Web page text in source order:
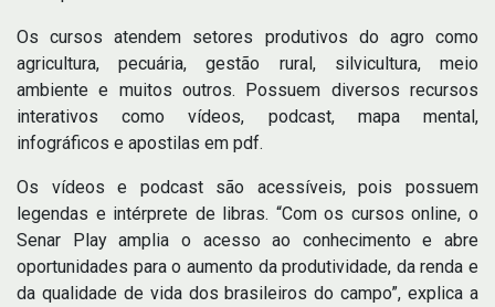
Os cursos atendem setores produtivos do agro como
agricultura, pecuária, gestão rural, silvicultura, meio
ambiente e muitos outros. Possuem diversos recursos
interativos como vídeos, podcast, mapa mental,
infográficos e apostilas em pdf.
Os vídeos e podcast são acessíveis, pois possuem
legendas e intérprete de libras. “Com os cursos online, o
Senar Play amplia o acesso ao conhecimento e abre
oportunidades para o aumento da produtividade, da renda e
da qualidade de vida dos brasileiros do campo”, explica a